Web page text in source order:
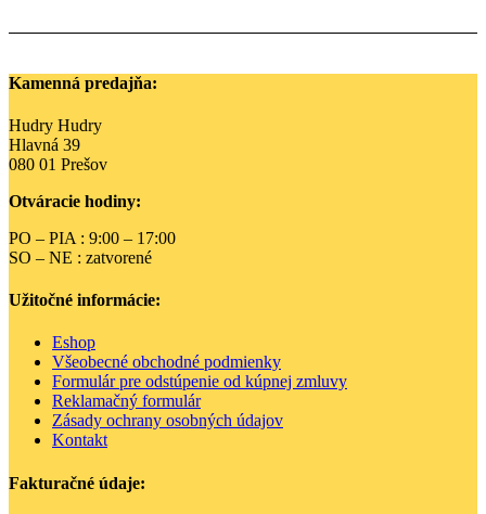
Kamenná predajňa:
Hudry Hudry
Hlavná 39
080 01 Prešov
Otváracie hodiny:
PO – PIA : 9:00 – 17:00
SO – NE : zatvorené
Užitočné informácie:
Eshop
Všeobecné obchodné podmienky
Formulár pre odstúpenie od kúpnej zmluvy
Reklamačný formulár
Zásady ochrany osobných údajov
Kontakt
Fakturačné údaje: